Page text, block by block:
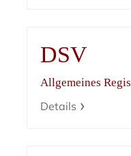
DSV
Allgemeines
Details